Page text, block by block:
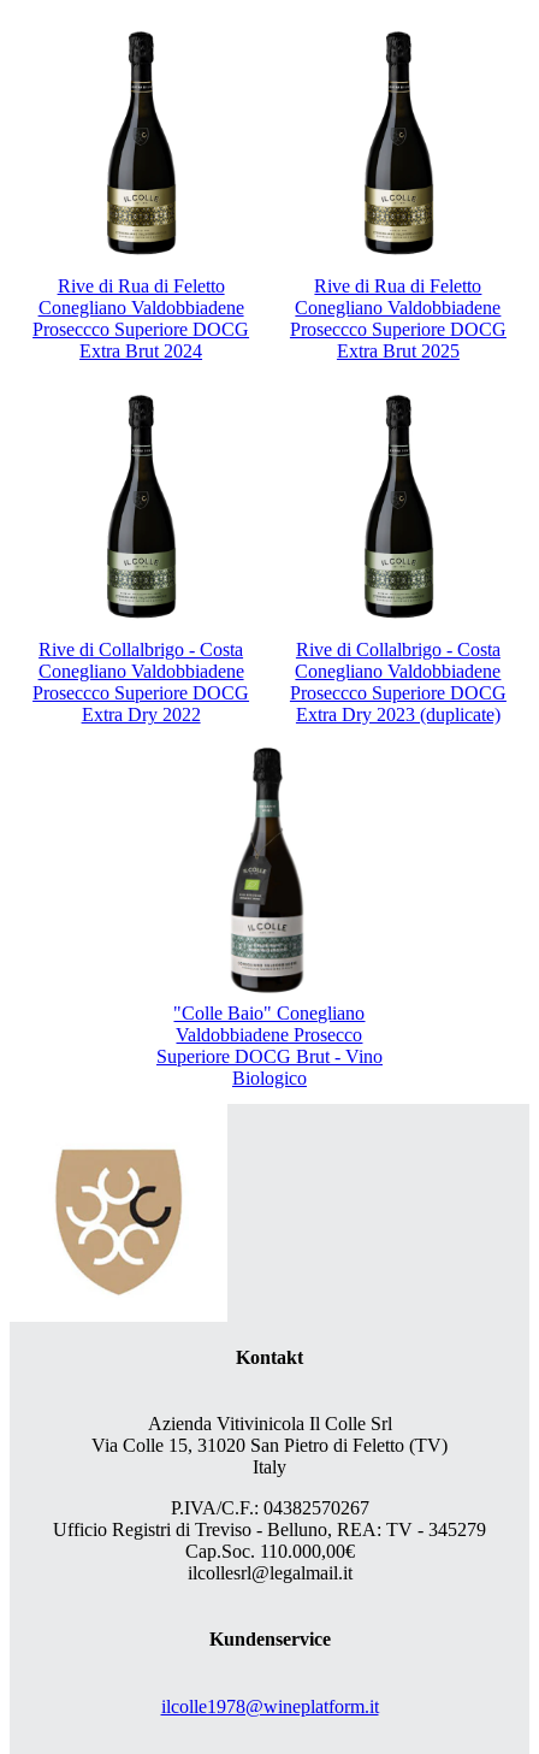
Rive di Rua di Feletto
Conegliano Valdobbiadene
Proseccco Superiore DOCG
Extra Brut 2024
Rive di Rua di Feletto
Conegliano Valdobbiadene
Proseccco Superiore DOCG
Extra Brut 2025
Rive di Collalbrigo - Costa
Conegliano Valdobbiadene
Proseccco Superiore DOCG
Extra Dry 2022
Rive di Collalbrigo - Costa
Conegliano Valdobbiadene
Proseccco Superiore DOCG
Extra Dry 2023 (duplicate)
"Colle Baio" Conegliano
Valdobbiadene Prosecco
Superiore DOCG Brut - Vino
Biologico
Kontakt
Azienda Vitivinicola Il Colle Srl
Via Colle 15, 31020 San Pietro di Feletto (TV)
Italy
P.IVA/C.F.: 04382570267
Ufficio Registri di Treviso - Belluno, REA: TV - 345279
Cap.Soc. 110.000,00€
ilcollesrl@legalmail.it
Kundenservice
ilcolle1978@wineplatform.it